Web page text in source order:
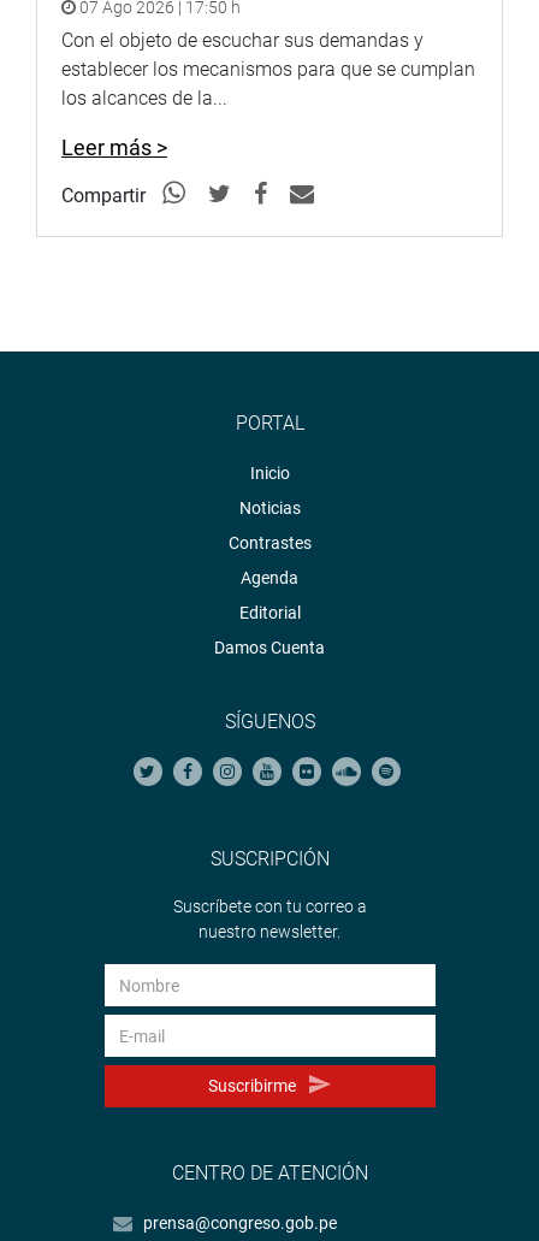
07 Ago 2026 | 17:50 h
Con el objeto de escuchar sus demandas y
establecer los mecanismos para que se cumplan
los alcances de la...
Leer más >
Compartir
PORTAL
Inicio
Noticias
Contrastes
Agenda
Editorial
Damos Cuenta
SÍGUENOS
SUSCRIPCIÓN
Suscríbete con tu correo a
nuestro newsletter.
Suscribirme
CENTRO DE ATENCIÓN
prensa@congreso.gob.pe